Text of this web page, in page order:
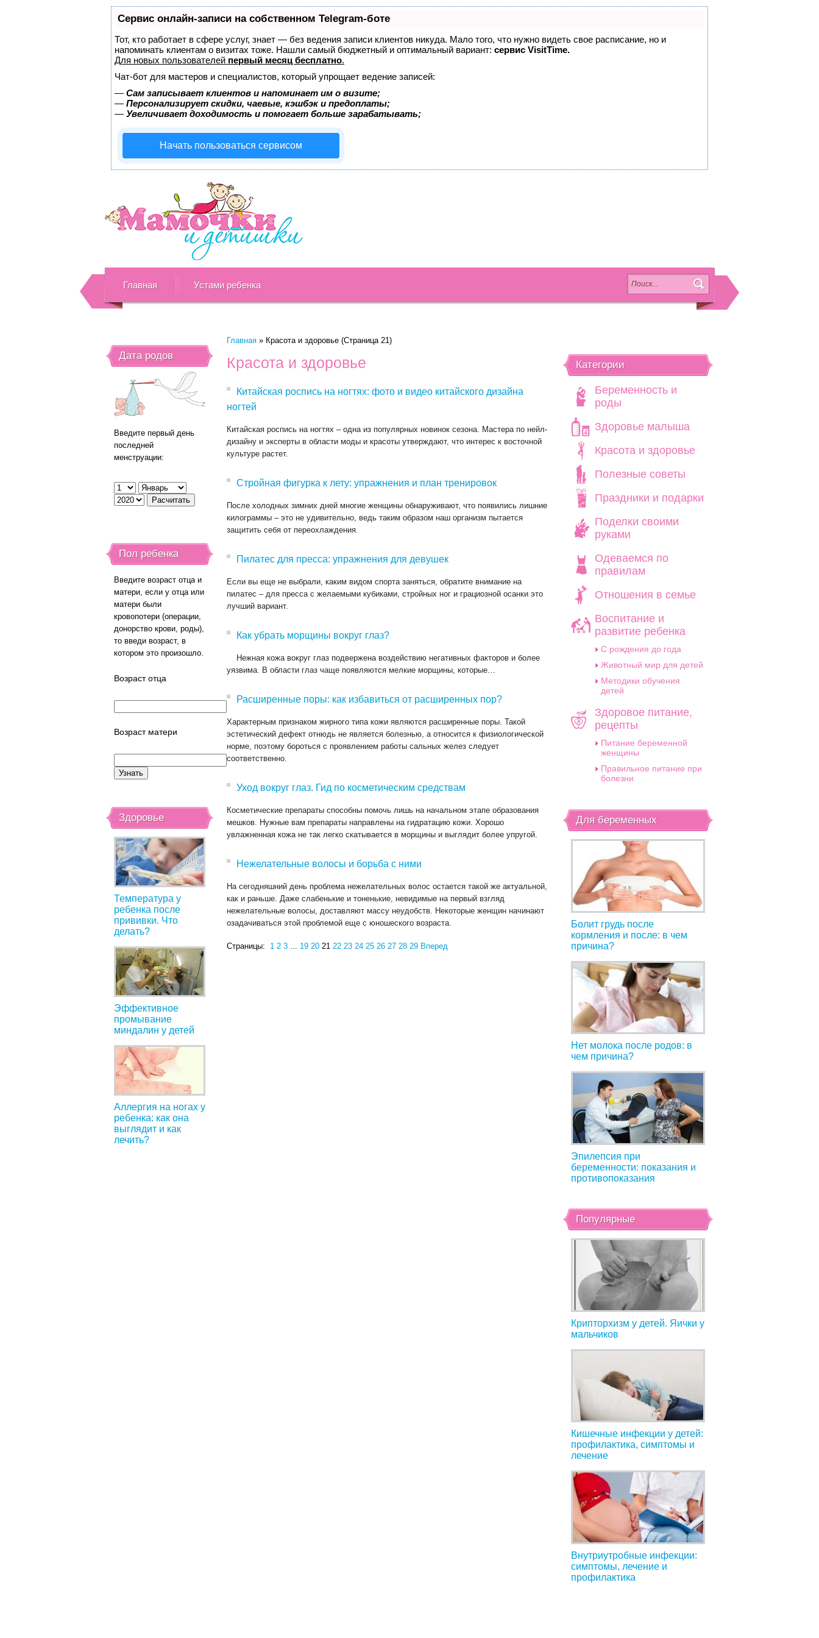
Сервис онлайн-записи на собственном Telegram-боте
Тот, кто работает в сфере услуг, знает — без ведения записи клиентов никуда. Мало того, что нужно видеть свое расписание, но и
напоминать клиентам о визитах тоже. Нашли самый бюджетный и оптимальный вариант: сервис VisitTime.
Для новых пользователей первый месяц бесплатно.
Чат-бот для мастеров и специалистов, который упрощает ведение записей:
— Сам записывает клиентов и напоминает им о визите;
— Персонализирует скидки, чаевые, кэшбэк и предоплаты;
— Увеличивает доходимость и помогает больше зарабатывать;
Начать пользоваться сервисом
Главная Устами ребенка
Главная » Красота и здоровье (Страница 21)
Красота и здоровье
Китайская роспись на ногтях: фото и видео китайского дизайна
ногтей
Китайская роспись на ногтях – одна из популярных новинок сезона. Мастера по нейл-
дизайну и эксперты в области моды и красоты утверждают, что интерес к восточной
культуре растет.
Стройная фигурка к лету: упражнения и план тренировок
После холодных зимних дней многие женщины обнаруживают, что появились лишние
килограммы – это не удивительно, ведь таким образом наш организм пытается
защитить себя от переохлаждения.
Пилатес для пресса: упражнения для девушек
Если вы еще не выбрали, каким видом спорта заняться, обратите внимание на
пилатес – для пресса с желаемыми кубиками, стройных ног и грациозной осанки это
лучший вариант.
Как убрать морщины вокруг глаз?
Нежная кожа вокруг глаз подвержена воздействию негативных факторов и более
уязвима. В области глаз чаще появляются мелкие морщины, которые…
Расширенные поры: как избавиться от расширенных пор?
Характерным признаком жирного типа кожи являются расширенные поры. Такой
эстетический дефект отнюдь не является болезнью, а относится к физиологической
норме, поэтому бороться с проявлением работы сальных желез следует
соответственно.
Уход вокруг глаз. Гид по косметическим средствам
Косметические препараты способны помочь лишь на начальном этапе образования
мешков. Нужные вам препараты направлены на гидратацию кожи. Хорошо
увлажненная кожа не так легко скатывается в морщины и выглядит более упругой.
Нежелательные волосы и борьба с ними
На сегодняшний день проблема нежелательных волос остается такой же актуальной,
как и раньше. Даже слабенькие и тоненькие, невидимые на первый взгляд
нежелательные волосы, доставляют массу неудобств. Некоторые женщин начинают
озадачиваться этой проблемой еще с юношеского возраста.
Страницы: 1 2 3 ... 19 20 21 22 23 24 25 26 27 28 29 Вперед
Дата родов
Введите первый день
последней
менструации:
Пол ребенка
Введите возраст отца и
матери, если у отца или
матери были
кровопотери (операции,
донорство крови, роды),
то введи возраст, в
котором это произошло.
Возраст отца
Возраст матери
Здоровье
Температура у
ребенка после
прививки. Что
делать?
Эффективное
промывание
миндалин у детей
Аллергия на ногах у
ребенка: как она
выглядит и как
лечить?
Категории
Беременность и
роды
Здоровье малыша
Красота и здоровье
Полезные советы
Праздники и подарки
Поделки своими
руками
Одеваемся по
правилам
Отношения в семье
Воспитание и
развитие ребенка
C рождения до года
Животный мир для детей
Методики обучения
детей
Здоровое питание,
рецепты
Питание беременной
женщины
Правильное питание при
болезни
Для беременных
Болит грудь после
кормления и после: в чем
причина?
Нет молока после родов: в
чем причина?
Эпилепсия при
беременности: показания и
противопоказания
Популярные
Крипторхизм у детей. Яички у
мальчиков
Кишечные инфекции у детей:
профилактика, симптомы и
лечение
Внутриутробные инфекции:
симптомы, лечение и
профилактика